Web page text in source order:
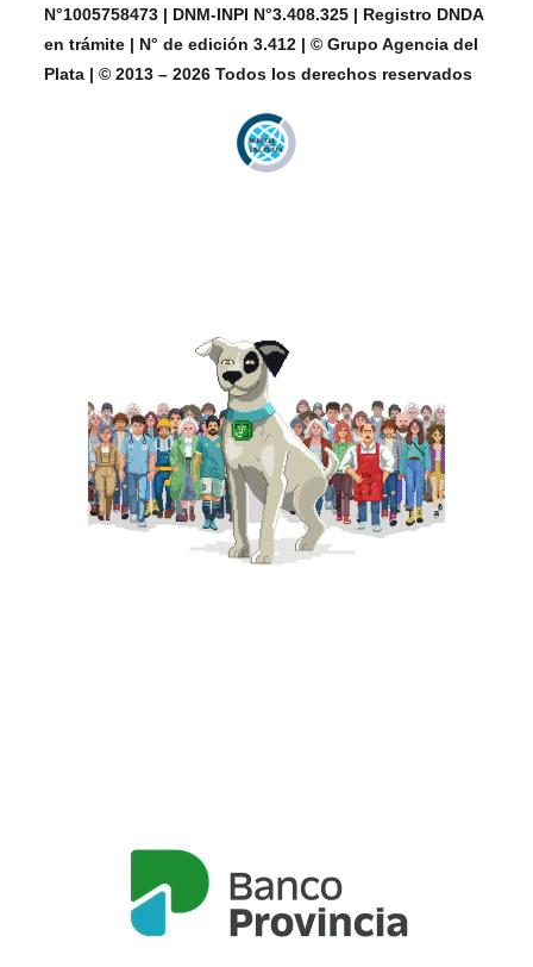
N°1005758473 | DNM-INPI N°3.408.325 | Registro DNDA
en trámite | N° de edición 3.412 | © Grupo Agencia del
Plata | © 2013 – 2026 Todos los derechos reservados